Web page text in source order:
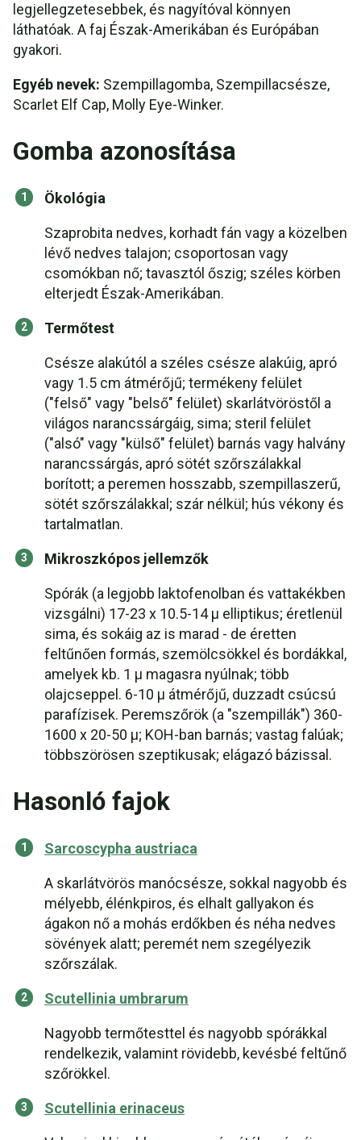
legjellegzetesebbek, és nagyítóval könnyen
láthatóak. A faj Észak-Amerikában és Európában
gyakori.
Egyéb nevek: Szempillagomba, Szempillacsésze,
Scarlet Elf Cap, Molly Eye-Winker.
Gomba azonosítása
Ökológia
Szaprobita nedves, korhadt fán vagy a közelben
lévő nedves talajon; csoportosan vagy
csomókban nő; tavasztól őszig; széles körben
elterjedt Észak-Amerikában.
Termőtest
Csésze alakútól a széles csésze alakúig, apró
vagy 1.5 cm átmérőjű; termékeny felület
("felső" vagy "belső" felület) skarlátvöröstől a
világos narancssárgáig, sima; steril felület
("alsó" vagy "külső" felület) barnás vagy halvány
narancssárgás, apró sötét szőrszálakkal
borított; a peremen hosszabb, szempillaszerű,
sötét szőrszálakkal; szár nélkül; hús vékony és
tartalmatlan.
Mikroszkópos jellemzők
Spórák (a legjobb laktofenolban és vattakékben
vizsgálni) 17-23 x 10.5-14 µ elliptikus; éretlenül
sima, és sokáig az is marad - de éretten
feltűnően formás, szemölcsökkel és bordákkal,
amelyek kb. 1 µ magasra nyúlnak; több
olajcseppel. 6-10 µ átmérőjű, duzzadt csúcsú
parafízisek. Peremszőrök (a "szempillák") 360-
1600 x 20-50 µ; KOH-ban barnás; vastag falúak;
többszörösen szeptikusak; elágazó bázissal.
Hasonló fajok
Sarcoscypha austriaca
A skarlátvörös manócsésze, sokkal nagyobb és
mélyebb, élénkpiros, és elhalt gallyakon és
ágakon nő a mohás erdőkben és néha nedves
sövények alatt; peremét nem szegélyezik
szőrszálak.
Scutellinia umbrarum
Nagyobb termőtesttel és nagyobb spórákkal
rendelkezik, valamint rövidebb, kevésbé feltűnő
szőrökkel.
Scutellinia erinaceus